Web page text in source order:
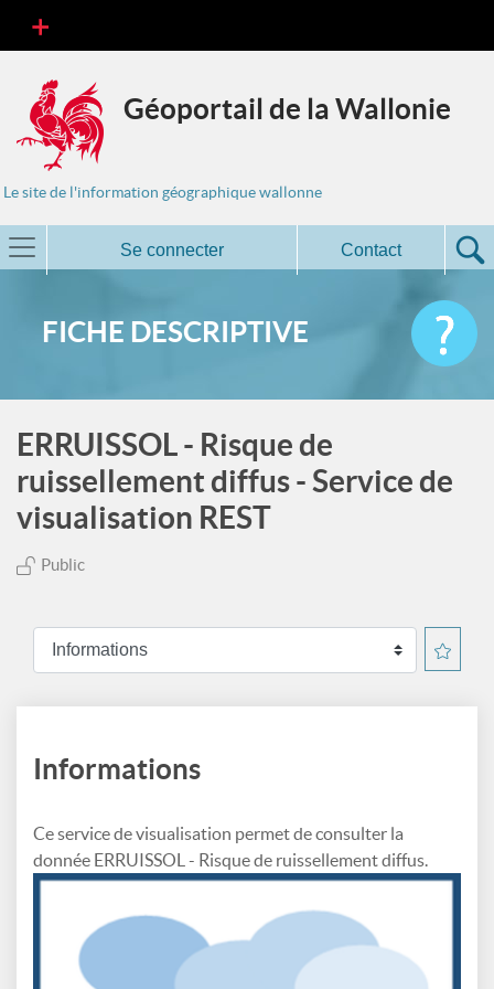
Géoportail de la Wallonie
Le site de l'information géographique wallonne
Se connecter Contact
FICHE DESCRIPTIVE
ERRUISSOL - Risque de
ruissellement diffus - Service de
visualisation REST
Public
Informations
Ce service de visualisation permet de consulter la
donnée ERRUISSOL - Risque de ruissellement diffus.